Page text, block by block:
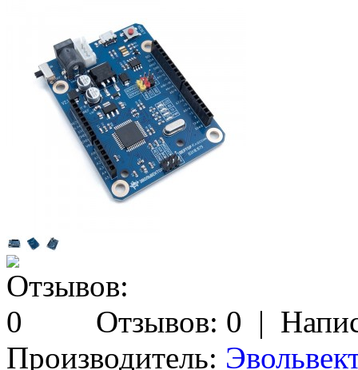
Отзывов: 0 |
Производитель: